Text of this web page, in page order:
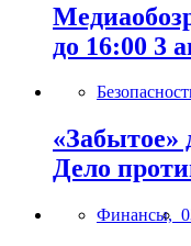
до 16:00 3
«Забытое»
Дело
Финансы,